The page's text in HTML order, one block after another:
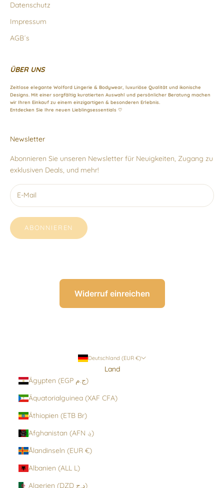
Datenschutz
Impressum
AGB´s
ÜBER UNS
Zeitlose elegante Wolford Lingerie & Bodywear, luxuriöse Qualität und ikonische
Designs. Mit einer sorgfältig kuratierten Auswahl und persönlicher Beratung machen
wir Ihren Einkauf zu einem einzigartigen & besonderen Erlebnis.
Entdecken Sie Ihre neuen Lieblingsessentials ♡
Newsletter
Abonnieren Sie unseren Newsletter für Neuigkeiten, Zugang zu
exklusiven Deals, und mehr!
ABONNIEREN
Widerruf einreichen
Deutschland (EUR €)
Land
Ägypten (EGP ج.م)
Äquatorialguinea (XAF CFA)
Äthiopien (ETB Br)
Afghanistan (AFN ؋)
Ålandinseln (EUR €)
Albanien (ALL L)
Algerien (DZD د.ج)